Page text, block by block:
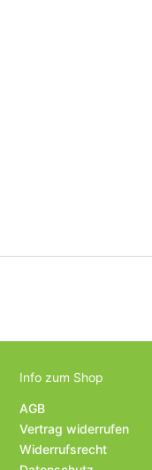
Info zum Shop
AGB
Vertrag widerrufen
Widerrufsrecht